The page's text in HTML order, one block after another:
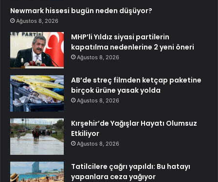
Newmark hissesi bugün neden düşüyor?
Ağustos 8, 2026
MHP’li Yıldız siyasi partilerin
kapatılma nedenlerine 2 yeni öneri
Ağustos 8, 2026
AB’de streç filmden ketçap paketine
birçok ürüne yasak yolda
Ağustos 8, 2026
Kırşehir’de Yağışlar Hayatı Olumsuz
Etkiliyor
Ağustos 8, 2026
Tatilcilere çağrı yapıldı: Bu hatayı
yapanlara ceza yağıyor